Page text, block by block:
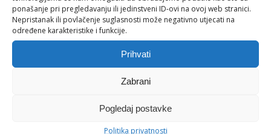
ponašanje pri pregledavanju ili jedinstveni ID-ovi na ovoj web stranici.
Nepristanak ili povlačenje suglasnosti može negativno utjecati na
određene karakteristike i funkcije.
Prihvati
Zabrani
Pogledaj postavke
Politika privatnosti
Ova navika posebno je korisna tijekom poslovnih ručkova,
večernjih druženja i toplih ljetnih dana. Čaša vode između
drugih pića pomaže nam usporiti, osvježiti se i lakše pratiti
koliko smo tekućine unijeli.
Mali podsjetnici koji stvaraju
velike navike